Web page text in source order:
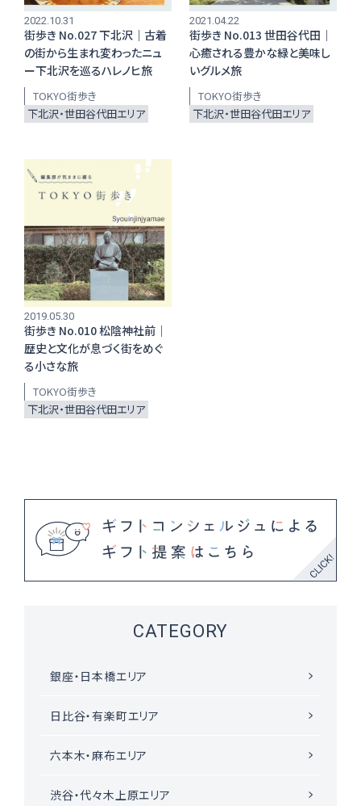
行事からギフトを探す
贈る相手からギフトを探す
編集部おすすめ
仕事がらを理解した思いやり！ 職業によって選ぶ "切り
"職業" に着目したプレゼント
2022.10.31
街歩き No.027 下北沢｜古着
の街から生まれ変わったニュ
ー下北沢を巡るハレノヒ旅
TOKYO街歩き
下北沢・世田谷代田エリア
2021.04.22
街歩き No.013 世田谷代田｜
心癒される豊かな緑と美味し
いグルメ旅
TOKYO街歩き
下北沢・世田谷代田エリア
2019.05.30
街歩き No.010 松陰神社前｜
歴史と文化が息づく街をめぐ
る小さな旅
TOKYO街歩き
下北沢・世田谷代田エリア
CATEGORY
銀座・日本橋エリア
日比谷・有楽町エリア
六本木・麻布エリア
渋谷・代々木上原エリア